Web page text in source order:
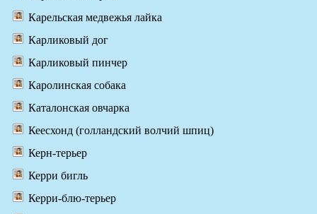
Карельская медвежья лайка
Карликовый дог
Карликовый пинчер
Каролинская собака
Каталонская овчарка
Кеесхонд (голландский волчий шпиц)
Керн-терьер
Керри бигль
Керри-блю-терьер